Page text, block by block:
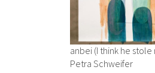
anbei (I think he
Petra Schweifer